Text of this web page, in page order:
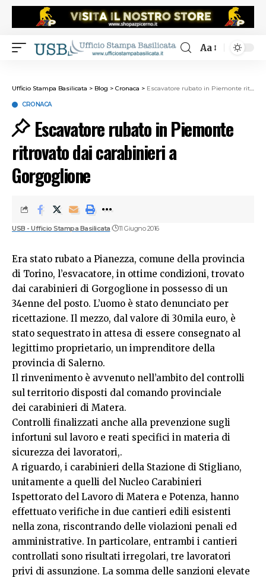
Aa
Ufficio Stampa Basilicata > Blog > Cronaca > Escavatore rubato in Piemonte ritrovato dai carabinieri a Gorgoglione
CRONACA
Escavatore rubato in Piemonte
ritrovato dai carabinieri a
Gorgoglione
USB - Ufficio Stampa Basilicata 11 Giugno 2016
Era stato rubato a Pianezza, comune della provincia
di Torino, l’esvacatore, in ottime condizioni, trovato
dai carabinieri di Gorgoglione in possesso di un
34enne del posto. L’uomo è stato denunciato per
ricettazione. Il mezzo, dal valore di 30mila euro, è
stato sequestrato in attesa di essere consegnato al
legittimo proprietario, un imprenditore della
provincia di Salerno.
Il rinvenimento è avvenuto nell’ambito del controlli
sul territorio disposti dal comando provinciale
dei carabinieri di Matera.
Controlli finalizzati anche alla prevenzione sugli
infortuni sul lavoro e reati specifici in materia di
sicurezza dei lavoratori,.
A riguardo, i carabinieri della Stazione di Stigliano,
unitamente a quelli del Nucleo Carabinieri
Ispettorato del Lavoro di Matera e Potenza, hanno
effettuato verifiche in due cantieri edili esistenti
nella zona, riscontrando delle violazioni penali ed
amministrative. In particolare, entrambi i cantieri
controllati sono risultati irregolari, tre lavoratori
privi di assunzione. La somma delle sanzioni elevate